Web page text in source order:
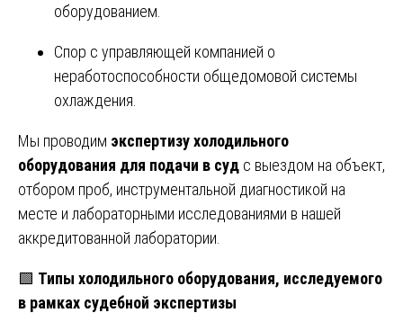
оборудованием.
Спор с управляющей компанией о
неработоспособности общедомовой системы
охлаждения.
Мы проводим экспертизу холодильного
оборудования для подачи в суд с выездом на объект,
отбором проб, инструментальной диагностикой на
месте и лабораторными исследованиями в нашей
аккредитованной лаборатории.
🟩 Типы холодильного оборудования, исследуемого
в рамках судебной экспертизы